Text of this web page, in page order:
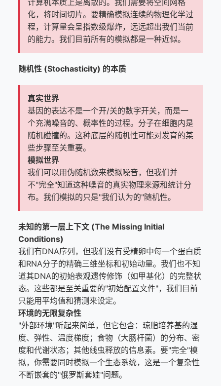
计算机本质上是离散的。我们需要将空间网格
化，将时间切片。要精确模拟连续的物理化学过
程，计算量会呈指数级爆炸，远远超出我们当前
的能力。我们目前所有的模拟都是一种近似。
随机性 (Stochasticity) 的本质
真实世界
基因的表达不是一个开/关的数字开关，而是一
个充满噪音的、概率性的过程。分子在细胞内是
随机碰撞的。这种底层的随机性可能对发育的某
些步骤至关重要。
模拟世界
我们可以用伪随机数来模拟噪音，但我们并
不"完全"知道这种噪音的真实物理来源和统计分
布。我们模拟的只是"我们认为的"随机性。
未知的第一层上下文 (The Missing Initial
Conditions)
我们有DNA序列，但我们没有受精卵中每一个蛋白质
和RNA分子的精确三维坐标和初始动量。我们也不知
道其DNA的初始表观遗传修饰（如甲基化）的完整状
态。这些都是至关重要的"初始配置文件"，我们目前
只能用平均值和猜测来设定。
环境的无限复杂性
"外部环境"听起来简单，但它包含：琼脂培养基的湿
度、弹性、温度梯度；食物（大肠杆菌）的分布、密
度和代谢状态；其他线虫释放的信息素。要"完全"模
拟，你需要同时模拟一个生态系统，这是一个复杂性
不断嵌套的"俄罗斯套娃"问题。